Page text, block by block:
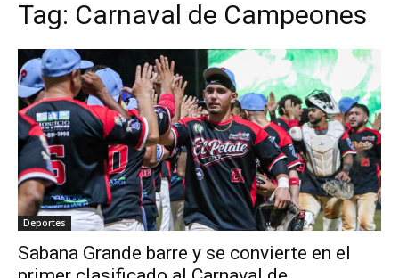
Tag: Carnaval de Campeones
Deportes
Sabana Grande barre y se convierte en el